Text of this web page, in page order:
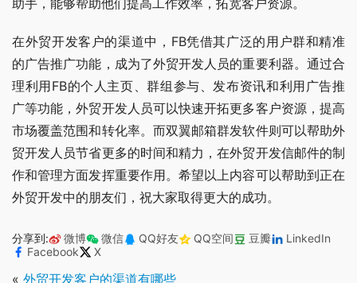
助手，能够帮助他们提高工作效率，拓宽客户资源。
在外贸开发客户的渠道中，FB凭借其广泛的用户群和精准
的广告推广功能，成为了外贸开发人员的重要利器。通过合
理利用FB的个人主页、群组参与、发布资讯和利用广告推
广等功能，外贸开发人员可以快速开拓更多客户资源，提高
市场覆盖范围和转化率。而双翼邮箱群发软件则可以帮助外
贸开发人员节省更多的时间和精力，在外贸开发信邮件的制
作和管理方面发挥重要作用。希望以上内容可以帮助到正在
外贸开发中的朋友们，祝大家取得更大的成功。
分享到: 微博 微信 QQ好友 QQ空间 豆瓣
LinkedIn
Facebook
X
« 外贸开发客户的渠道有哪些